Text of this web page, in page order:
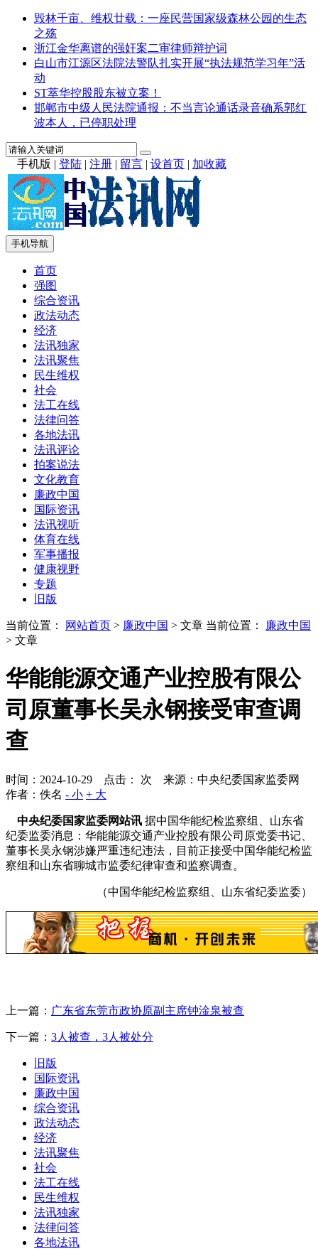
毁林千亩、维权廿载：一座民营国家级森林公园的生态
之殇
浙江金华离谱的强奸案二审律师辩护词
白山市江源区法院法警队扎实开展“执法规范学习年”活
动
ST萃华控股股东被立案！
邯郸市中级人民法院通报：不当言论通话录音确系郭红
波本人，已停职处理
手机版 | 登陆 | 注册 | 留言 | 设首页 | 加收藏
手机导航
首页
强图
综合资讯
政法动态
经济
法讯独家
法讯聚焦
民生维权
社会
法工在线
法律问答
各地法讯
法讯评论
拍案说法
文化教育
廉政中国
国际资讯
法讯视听
体育在线
军事播报
健康视野
专题
旧版
当前位置： 网站首页 > 廉政中国 > 文章 当前位置：
廉政中国
> 文章
华能能源交通产业控股有限公
司原董事长吴永钢接受审查调
查
时间：2024-10-29 点击： 次 来源：中央纪委国家监委网
作者：佚名 - 小 + 大
中央纪委国家监委网站讯 据中国华能纪检监察组、山东省
纪委监委消息：华能能源交通产业控股有限公司原党委书记、
董事长吴永钢涉嫌严重违纪违法，目前正接受中国华能纪检监
察组和山东省聊城市监委纪律审查和监察调查。
（中国华能纪检监察组、山东省纪委监委）
上一篇： 广东省东莞市政协原副主席钟淦泉被查
下一篇： 3人被查，3人被处分
旧版
国际资讯
廉政中国
综合资讯
政法动态
经济
法讯聚焦
社会
法工在线
民生维权
法讯独家
法律问答
各地法讯